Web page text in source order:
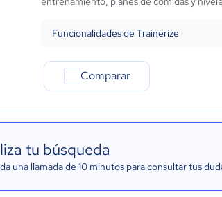
Funcionalidades de Trainerize
Comparar
tu búsqueda
una llamada de 10 minutos para consultar tus